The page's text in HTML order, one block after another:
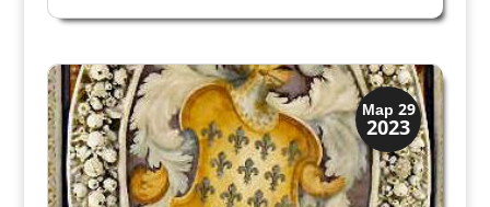
года и был похоронен с большими почестями в
Памятник британскому...
Мар 29
2023
Династии
Заговоры и войны